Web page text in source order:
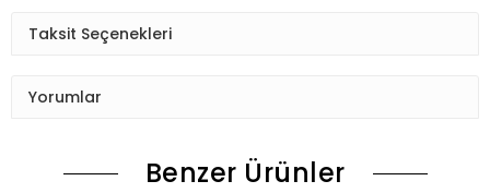
Taksit Seçenekleri
Yorumlar
Benzer Ürünler